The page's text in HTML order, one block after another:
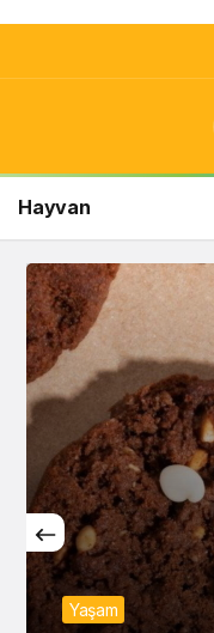
Hayvan
Gündüz
Gündüz
Gece
Gece
Sistem
Sistem
Yaşam